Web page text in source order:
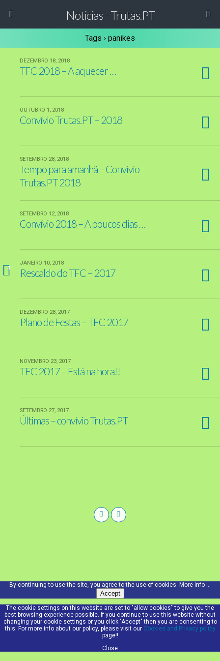
Noticias - Trutas.PT
Tags › panikes
DEZEMBRO 18, 2018
TFC 2018 – A aquecer …
OUTUBRO 1, 2018
Convívio Trutas.PT – 2018
SETEMBRO 28, 2018
Tempo para amanhã – Convívio
Trutas.PT 2018
SETEMBRO 12, 2018
Convívio 2018 – A poucos dias …
1
JANEIRO 10, 2018
Rescaldo do TFC – 2017
DEZEMBRO 28, 2017
Plano de Festas – TFC 2017
NOVEMBRO 23, 2017
TFC 2017 – Está na hora!!
SETEMBRO 27, 2017
Últimas – convívio Trutas.PT
By continuing to use the site, you agree to the use of cookies. More info ...
Accept
The cookie settings on this website are set to "allow cookies" to give you the
best browsing experience possible. If you continue to use this website without
changing your cookie settings or you click "Accept" then you are consenting to
this. For more info about our policy, please visit our Cookies and Privacy policy
page!!
Close